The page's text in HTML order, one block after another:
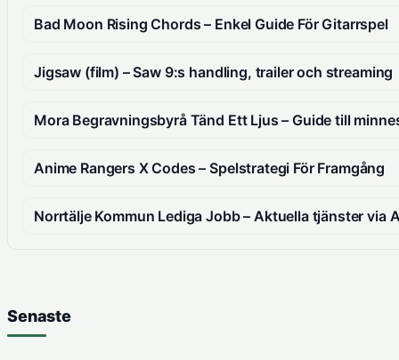
Bad Moon Rising Chords – Enkel Guide För Gitarrspel
Jigsaw (film) – Saw 9:s handling, trailer och streaming
Mora Begravningsbyrå Tänd Ett Ljus – Guide till
Anime Rangers X Codes – Spelstrategi För Framgång
Norrtälje Kommun Lediga Jobb – Aktuella tjänster via
Senaste